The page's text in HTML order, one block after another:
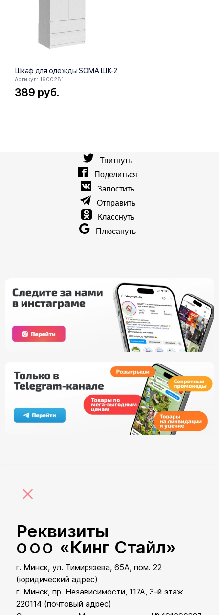
Шкаф для одежды SOMA ШК-2
Артикул: 1600281
389 руб.
Твитнуть
Поделиться
Запостить
Отправить
Класснуть
Плюсануть
×
Реквизиты
ООО «Кинг Стайл»
ООО «Кинг Стайл»
г. Минск, ул. Тимирязева, 65А, пом. 22
(юридический адрес)
г. Минск, пр. Независимости, 117А, 3-й этаж
220114 (почтовый адрес)